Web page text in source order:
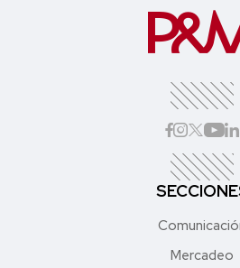
Mercadeo